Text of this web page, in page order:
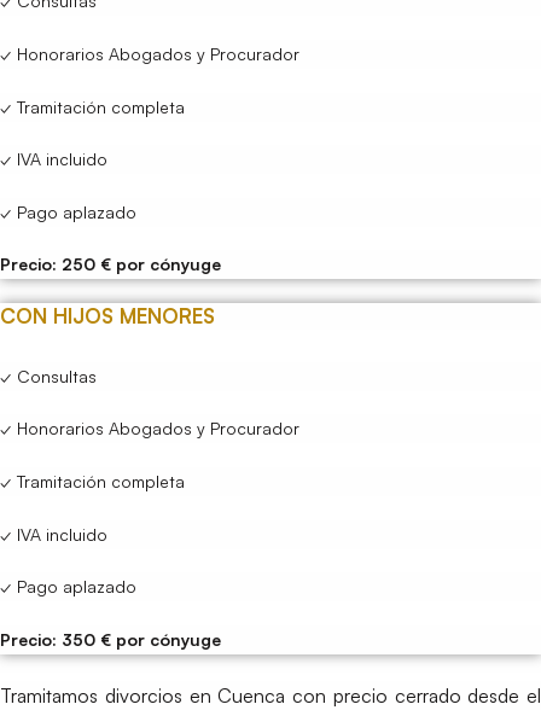
✓ Honorarios Abogados y Procurador
✓ Tramitación completa
✓ IVA incluido
✓ Pago aplazado
Precio: 250 € por cónyuge
CON HIJOS MENORES
✓ Consultas
✓ Honorarios Abogados y Procurador
✓ Tramitación completa
✓ IVA incluido
✓ Pago aplazado
Precio: 350 € por cónyuge
Tramitamos divorcios en Cuenca con precio cerrado desde el